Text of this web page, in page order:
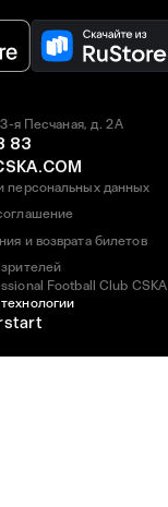
Football Club CSKA
я Песчаная, д. 2А
83
персональных данных
и возврата билетов